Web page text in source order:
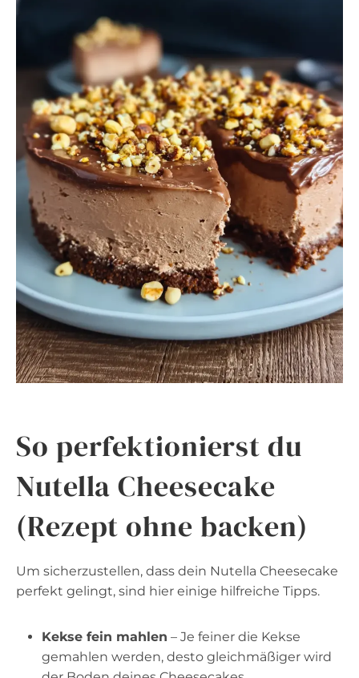
So perfektionierst du
Nutella Cheesecake
(Rezept ohne backen)
Um sicherzustellen, dass dein Nutella Cheesecake
perfekt gelingt, sind hier einige hilfreiche Tipps.
Kekse fein mahlen – Je feiner die Kekse
gemahlen werden, desto gleichmäßiger wird